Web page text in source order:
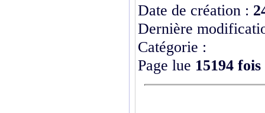
Date de création :
Dernière
Catégorie :
Page lue 15194 fois